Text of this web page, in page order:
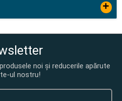
+
noi și reducerile apărute
ul nostru!